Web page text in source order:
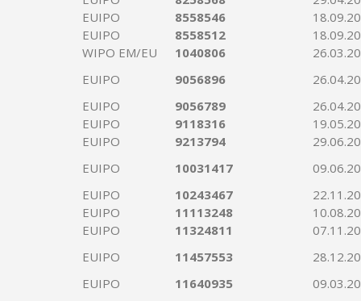
EUIPO
8558546
EUIPO
8558512
WIPO EM/EU
1040806
EUIPO
9056896
EUIPO
9056789
EUIPO
9118316
EUIPO
9213794
EUIPO
10031417
EUIPO
10243467
EUIPO
11113248
EUIPO
11324811
EUIPO
11457553
EUIPO
11640935